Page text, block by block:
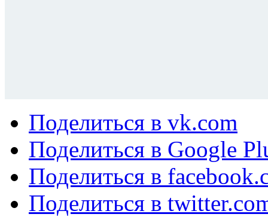
Поделиться в vk.com
Поделиться в Google
Поделиться в
Поделиться в